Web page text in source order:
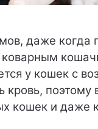
даже когда
у кошек с
кровь,
кошек и даже